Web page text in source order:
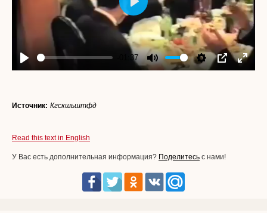
Play
-01:37
Mute SettingsPIP
Enter
Play
Источник: Кгскшьштфд
Read this text in English
У Вас есть дополнительная информация? Поделитесь с нами!